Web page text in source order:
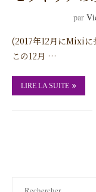
par
(2017年12月にMixiに
この12月 …
LIRE LA SUITE